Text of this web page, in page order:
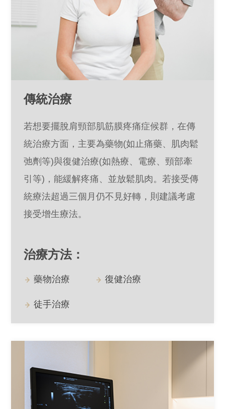
傳統治療
若想要擺脫肩頸部肌筋膜疼痛症候群，在傳
統治療方面，主要為藥物(如止痛藥、肌肉鬆
弛劑等)與復健治療(如熱療、電療、頸部牽
引等)，能緩解疼痛、並放鬆肌肉。若接受傳
統療法超過三個月仍不見好轉，則建議考慮
接受增生療法。
治療方法：
藥物治療 復健治療
徒手治療